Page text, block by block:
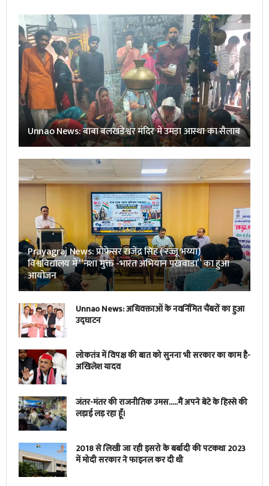
Unnao News: बाबा बलखंडेश्वर मंदिर में उमड़ा आस्था का सैलाब
Prayagraj News: प्रोफेसर राजेंद्र सिंह ( रज्जू भय्या)
विश्वविद्यालय में “नशा मुक्त -भारत अभियान पखवाडा” का हुआ
आयोजन
Unnao News: अधिवक्ताओं के नवर्निमित चैंबरों का हुआ
उद्घाटन
लोकतंत्र में विपक्ष की बात को सुनना भी सरकार का काम है-
अखिलेश यादव
जंतर-मंतर की राजनीतिक उमस…..मैं अपने बेटे के हिस्से की
लड़ाई लड़ रहा हूँ।
2018 से लिखी जा रही इसरो के बर्बादी की पटकथा 2023
में मोदी सरकार ने फाइनल कर दी थी